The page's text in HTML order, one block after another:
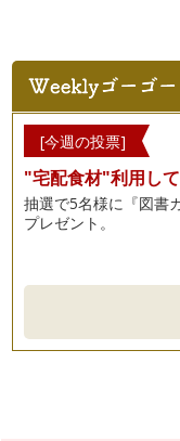
[今週の投票]
"宅配食材"利用し
抽選で5名様に『図書
プレゼント。